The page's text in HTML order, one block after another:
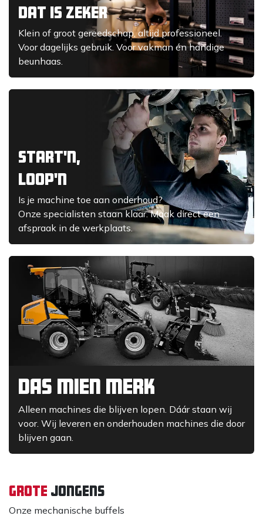
dat is zeker
Klein of groot gereedschap, altijd professioneel.
Voor dagelijks gebruik. Voor vakman én handige
beunhaas.
start'n,
loop'n
Is je machine toe aan onderhoud?
Onze specialisten staan klaar. Maak direct een
afspraak in de werkplaats.
DAS mien merk
Alleen machines die blijven lopen. Dáár staan wij
voor. Wij leveren en onderhouden machines die door
blijven gaan.
grote jongens
Onze mechanische buffels